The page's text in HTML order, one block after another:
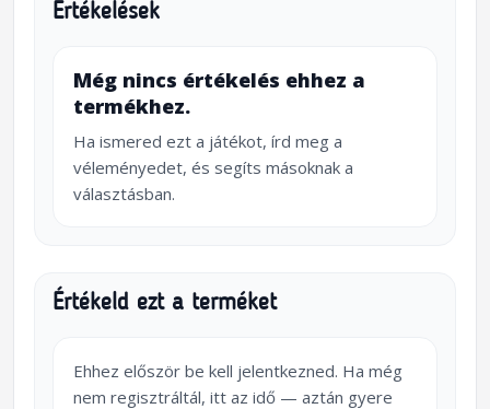
Értékelések
Még nincs értékelés ehhez a
termékhez.
Ha ismered ezt a játékot, írd meg a
véleményedet, és segíts másoknak a
választásban.
Értékeld ezt a terméket
Ehhez először be kell jelentkezned. Ha még
nem regisztráltál, itt az idő — aztán gyere